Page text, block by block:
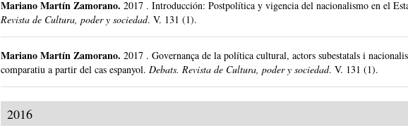
Mariano Martín Zamorano.2017 .Introducción: Postpolítica y vigencia del nacionalismo en el
Revista de Cultura, poder y sociedad.V. 131 (1).
Mariano Martín Zamorano.2017 .Governança de la política cultural, actors subestatals i
comparatiu a partir del cas espanyol. Debats. Revista de Cultura, poder y sociedad.V. 131 (1).
2016